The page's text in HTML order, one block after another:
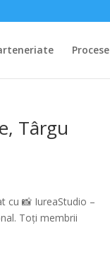
Procese
Târgu
cu 📸 IureaStudio –
Toți membrii